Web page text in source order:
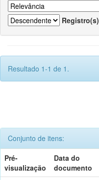
Registro(s)
Resultado 1-1 de 1.
Conjunto de itens:
Pré-
visualização
Data do
documento